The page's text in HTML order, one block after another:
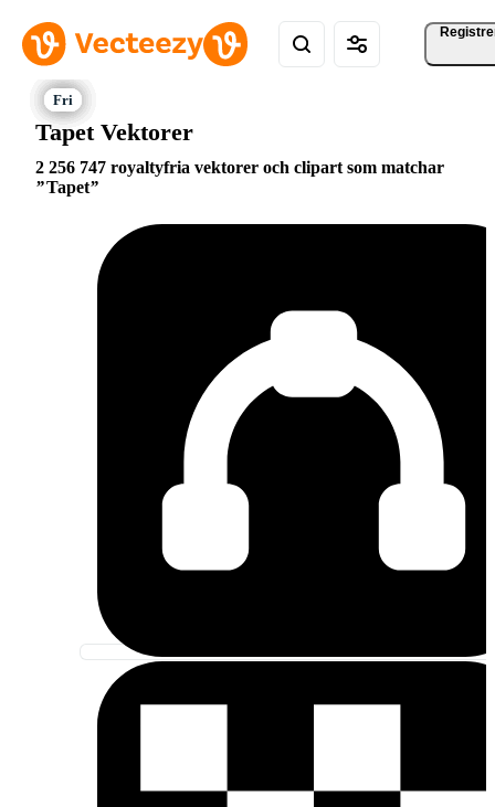
Tapet Vektorer
2 256 747 royaltyfria vektorer och clipart som matchar
Tapet